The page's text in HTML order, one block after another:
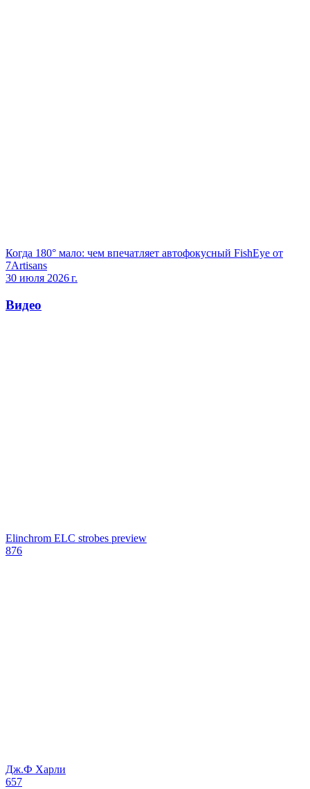
Когда 180° мало: чем впечатляет автофокусный FishEye от
7Artisans
30 июля 2026 г.
Видео
Elinchrom ELC strobes preview
876
Дж.Ф Харли
657